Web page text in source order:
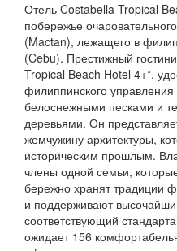
Отель Costabella Tropical
побережье
(Mactan), лежащего в
(Cebu). Престижный
Tropical Beach Hotel 4+*,
филиппинского
белоснежными песками и
деревьями. Он
жемчужину архитектуры,
историческим прошлым.
члены одной семьи,
бережно хранят традиции
и поддерживают
соответствующий
ожидает 156